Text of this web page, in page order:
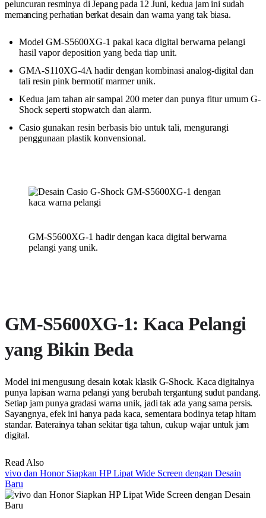
peluncuran resminya di Jepang pada 12 Juni, kedua jam ini sudah
memancing perhatian berkat desain dan warna yang tak biasa.
Model GM-S5600XG-1 pakai kaca digital berwarna pelangi
hasil vapor deposition yang beda tiap unit.
GMA-S110XG-4A hadir dengan kombinasi analog-digital dan
tali resin pink bermotif marmer unik.
Kedua jam tahan air sampai 200 meter dan punya fitur umum G-
Shock seperti stopwatch dan alarm.
Casio gunakan resin berbasis bio untuk tali, mengurangi
penggunaan plastik konvensional.
GM-S5600XG-1 hadir dengan kaca digital berwarna
pelangi yang unik.
GM-S5600XG-1: Kaca Pelangi
yang Bikin Beda
Model ini mengusung desain kotak klasik G-Shock. Kaca digitalnya
punya lapisan warna pelangi yang berubah tergantung sudut pandang.
Setiap jam punya gradasi warna unik, jadi tak ada yang sama persis.
Sayangnya, efek ini hanya pada kaca, sementara bodinya tetap hitam
standar. Baterainya tahan sekitar tiga tahun, cukup wajar untuk jam
digital.
Read Also
vivo dan Honor Siapkan HP Lipat Wide Screen dengan Desain
Baru